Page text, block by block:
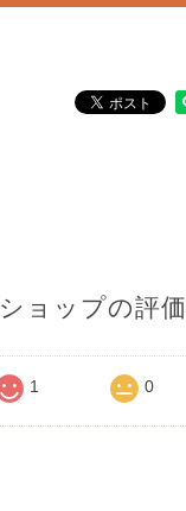
ショップの評価
1 0